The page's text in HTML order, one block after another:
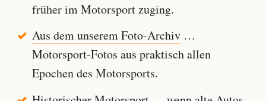
früher im Motorsport zuging.
Aus dem unserem Foto-Archiv…
Motorsport-Fotos aus praktisch allen
Epochen des Motorsports.